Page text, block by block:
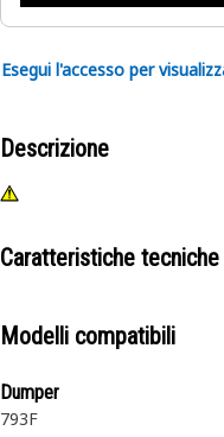
Esegui l'accesso per
Descrizione
Caratteristiche tecniche
Modelli compatibili
Dumper
793F